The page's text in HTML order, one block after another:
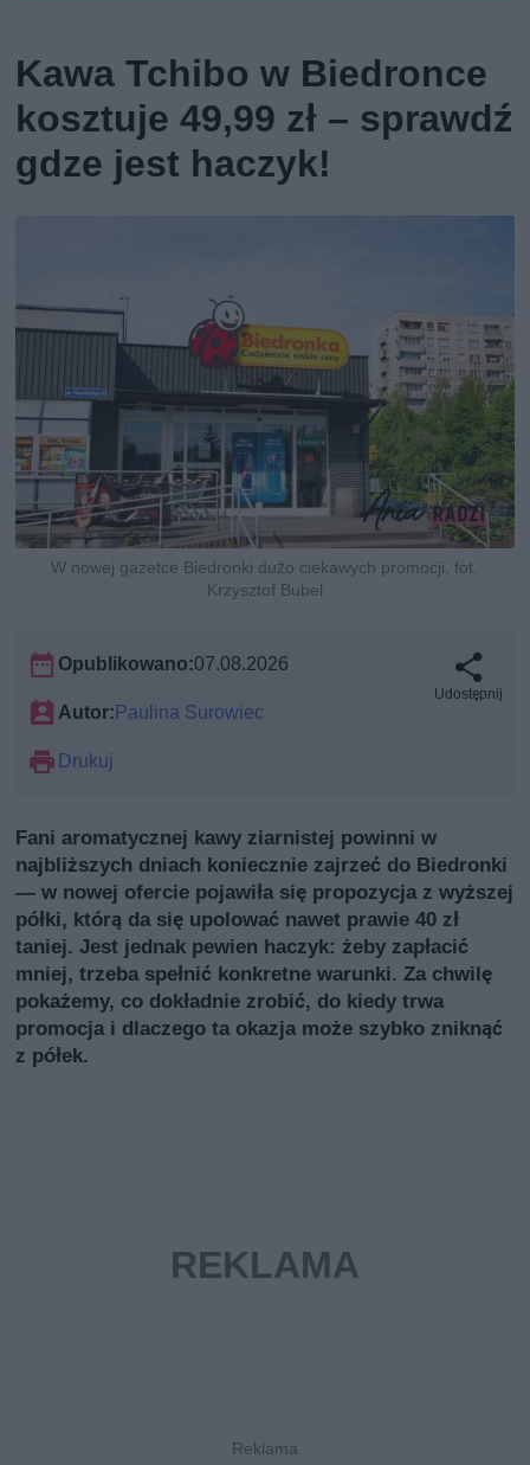
Kawa Tchibo w Biedronce
kosztuje 49,99 zł – sprawdź
gdze jest haczyk!
W nowej gazetce Biedronki dużo ciekawych promocji, fot.
Krzysztof Bubel
Opublikowano:07.08.2026
Autor:Paulina Surowiec
Drukuj
Udostępnij
Fani aromatycznej kawy ziarnistej powinni w
najbliższych dniach koniecznie zajrzeć do Biedronki
— w nowej ofercie pojawiła się propozycja z wyższej
półki, którą da się upolować nawet prawie 40 zł
taniej. Jest jednak pewien haczyk: żeby zapłacić
mniej, trzeba spełnić konkretne warunki. Za chwilę
pokażemy, co dokładnie zrobić, do kiedy trwa
promocja i dlaczego ta okazja może szybko zniknąć
z półek.